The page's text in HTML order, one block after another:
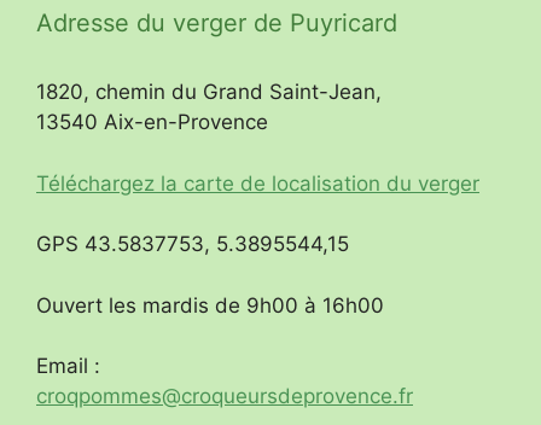
Adresse du verger de Puyricard
1820, chemin du Grand Saint-Jean,
13540 Aix-en-Provence
Téléchargez la carte de localisation du verger
GPS 43.5837753, 5.3895544,15
Ouvert les mardis de 9h00 à 16h00
Email :
croqpommes@croqueursdeprovence.fr